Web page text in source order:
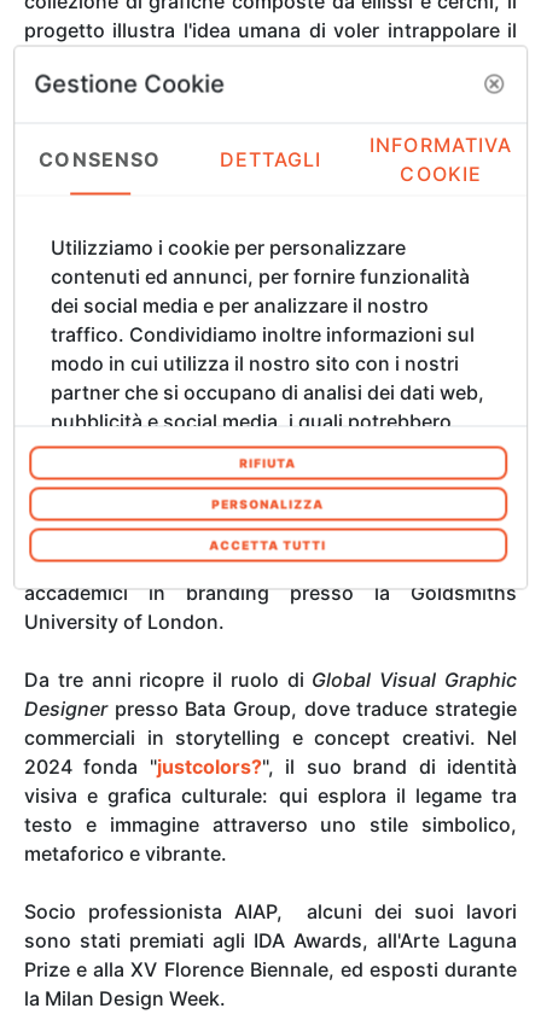
progetto illustra l'idea umana di voler intrappolare il
sfere... Il tempo è una forza onnipresente, detta la
Partendo dalla forma del cerchio, il progetto sviluppa
una frase o con un nome astratto derivato dalla
parola “tempo”, invitando i visitatori a esplorare il
proprio rapporto con il tempo.
Biografia di Chiara Zhu
Chiara Zhu (1993) è grafica e artista visiva. Il suo
approccio è stato plasmato da esperienze formative
presso l’agenzia pubblicitaria Metadesign Berlin e
studi di fama mondiale come Snøhetta (sedi di
Innsbruck e Oslo), per poi consolidarsi con gli studi
accademici in branding presso la Goldsmiths
University of London.
Da tre anni ricopre il ruolo di Global Visual Graphic
Designerpresso Bata Group, dove traduce strategie
commerciali in storytelling e concept creativi. Nel
2024 fonda "justcolors?", il suo brand di identità
visiva e grafica culturale: qui esplora il legame tra
testo e immagine attraverso uno stile simbolico,
metaforico e vibrante.
Socio professionista AIAP, alcuni dei suoi lavori
sono stati premiati agli IDA Awards, all'Arte Laguna
Prize e alla XV Florence Biennale, ed esposti durante
la Milan Design Week.
Gestione Cookie
CONSENSO DETTAGLI
INFORMATIVA
COOKIE
Utilizziamo i cookie per personalizzare
contenuti ed annunci, per fornire funzionalità
dei social media e per analizzare il nostro
traffico. Condividiamo inoltre informazioni sul
modo in cui utilizza il nostro sito con i nostri
partner che si occupano di analisi dei dati web,
pubblicità e social media, i quali potrebbero
combinarle con altre informazioni che ha
fornito loro o che hanno raccolto dal suo
utilizzo dei loro servizi. Acconsenta ai nostri
cookie se continua ad utilizzare il nostro sito
web. In qualsiasi momento è possibile
modificare o revocare il proprio consenso dalla
Informativa sui cookie sul nostro sito Web.
RIFIUTA
PERSONALIZZA
ACCETTA TUTTI